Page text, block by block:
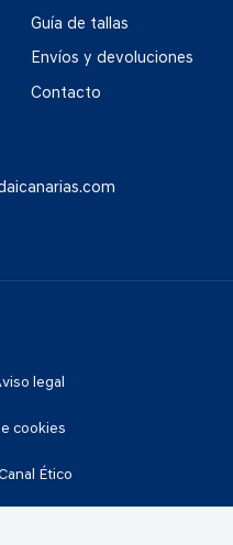
Guía de tallas
Envíos y devoluciones
Contacto
legal
cookies
Ético